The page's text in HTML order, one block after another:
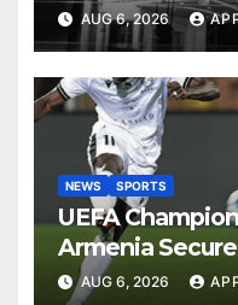
AUG 6, 2026
NEWS SPORTS
UEFA
Armenia
Over Shamrock
AUG 6, 2026